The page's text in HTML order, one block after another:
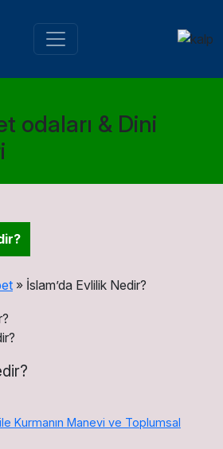
odaları & Dini
» İslam’da Evlilik Nedir?
Kurmanın Manevi ve Toplumsal